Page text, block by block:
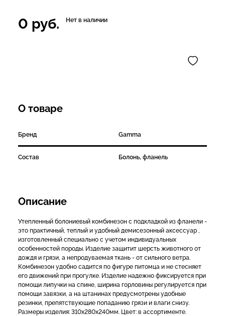
0 руб. Нет в наличии
О товаре
Бренд Gamma
Состав Болонь, фланель
Описание
Утепленный болониевый комбинезон с подкладкой из фланели -
это практичный, теплый и удобный демисезонный аксессуар ,
изготовленный специально с учетом индивидуальных
особенностей породы. Изделие защитит шерсть животного от
дождя и грязи, а непродуваемая ткань - от сильного ветра.
Комбинезон удобно садится по фигуре питомца и не стесняет
его движений при прогулке. Изделие надежно фиксируется при
помощи липучки на спине, ширина горловины регулируется при
помощи завязки, а на штанинах предусмотрены удобные
резинки, препятствующие попаданию грязи и влаги снизу.
Размеры изделия: 310х280х240мм. Цвет: в ассортименте.